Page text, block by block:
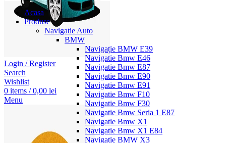
Login / Register
Search
Wishlist
0 items / 0,00 lei
Menu
Acasa
Produse
Navigatie Auto
BMW
Navigație BMW E39
Navigatie Bmw E46
Navigatie Bmw E87
Navigatie Bmw E90
Navigatie Bmw E91
Navigatie Bmw F10
Navigatie Bmw F30
Navigatie Bmw Seria 1 E87
Navigatie Bmw X1
Navigatie Bmw X1 E84
Navigatie BMW X3